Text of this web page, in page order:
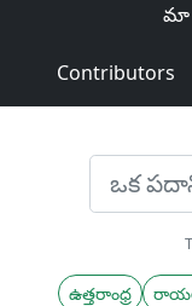
మా
Contributors
ఉత్తరాంధ్ర